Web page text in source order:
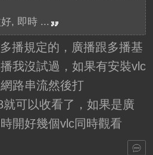
, 即時 ...
播規定的，廣播跟多播基
我沒試過，如果有安裝vlc
路串流然後打
可以收看了，如果是廣
開好幾個vlc同時觀看